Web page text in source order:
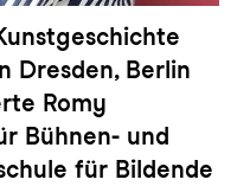
Dresden, Berlin
Romy
Bühnen- und
für Bildende